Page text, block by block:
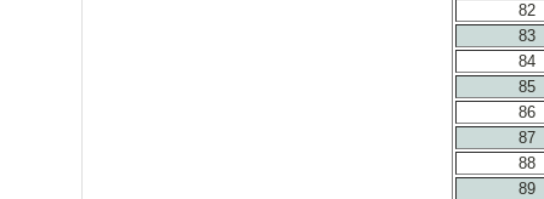
82
83
84
85
86
87
88
89